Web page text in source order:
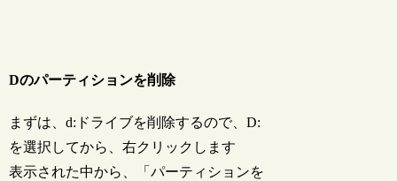
Dのパーティションを削除
まずは、d:ドライブを削除するので、D:
を選択してから、右クリックします
表示された中から、「パーティションを